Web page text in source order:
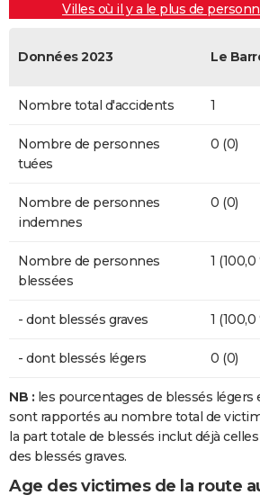
Villes où il y a le plus de
Données 2023 Le
Nombre total d'accidents 1
Nombre de personnes
tuées
0 (0)
Nombre de personnes
indemnes
0 (0)
Nombre de personnes
blessées
1 (100,0
- dont blessés graves 1 (100,0
- dont blessés légers 0 (0)
NB : les pourcentages de blessés légers
sont rapportés au nombre total de
la part totale de blessés inclut déjà
des blessés graves.
Age des victimes de la route